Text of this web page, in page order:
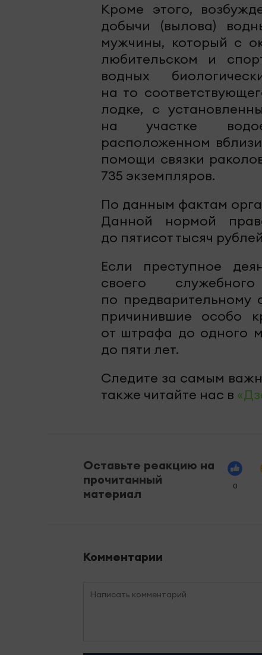
Кроме этого,
добычи (вылова)
мужчины, который с
любительском и
водных
на то
лодке, с
на участке
расположенном
помощи связки
735 экземпляров.
По данным фактам
Данной нормой
до пятисот тысяч
Если преступное
своего
по предварительному
причинившие особо
от штрафа до одного
до пяти лет.
Следите за самым
также читайте нас в
Оставьте реакцию на
прочитанный
материал
0
Комментарии